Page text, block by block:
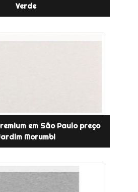
Verde
em São Paulo preço
Morumbi